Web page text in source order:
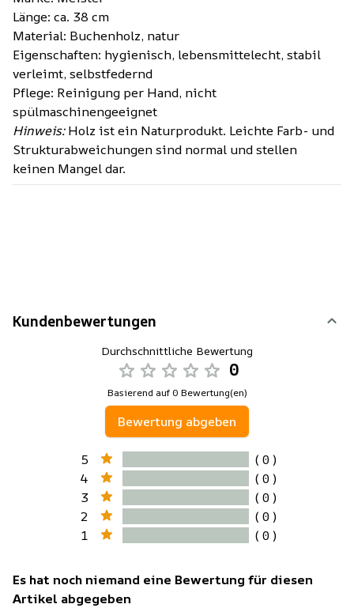
Länge: ca. 38 cm
Material: Buchenholz, natur
Eigenschaften: hygienisch, lebensmittelecht, stabil
verleimt, selbstfedernd
Pflege: Reinigung per Hand, nicht
spülmaschinengeeignet
Hinweis:Holz ist ein Naturprodukt. Leichte Farb- und
Strukturabweichungen sind normal und stellen
keinen Mangel dar.
Kundenbewertungen
Durchschnittliche Bewertung
0
Basierend auf 0 Bewertung(en)
Bewertung abgeben
5
( 0 )
4
( 0 )
3
( 0 )
2
( 0 )
1
( 0 )
Es hat noch niemand eine Bewertung für diesen
Artikel abgegeben